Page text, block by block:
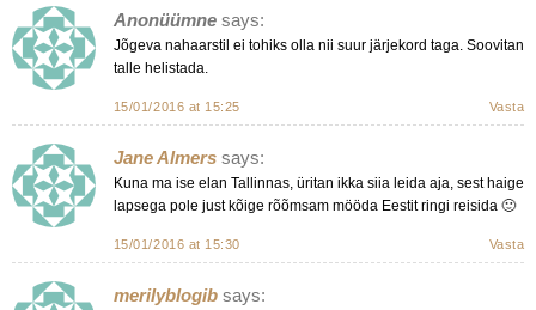
Anonüümne says:
Jõgeva nahaarstil ei tohiks olla nii suur järjekord taga. Soovitan
talle helistada.
15/01/2016 at 15:25 Vasta
Jane Almers says:
Kuna ma ise elan Tallinnas, üritan ikka siia leida aja, sest haige
lapsega pole just kõige rõõmsam mööda Eestit ringi reisida 🙂
15/01/2016 at 15:30 Vasta
merilyblogib says: